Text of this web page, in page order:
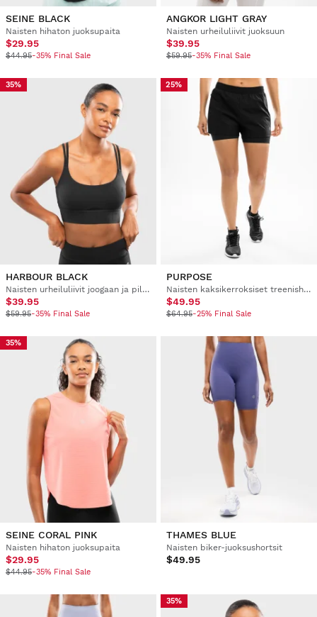
SEINE BLACK
Naisten hihaton juoksupaita
$29.95
$44.95-35% Final Sale
ANGKOR LIGHT GRAY
Naisten urheiluliivit juoksuun
$39.95
$59.95-35% Final Sale
35%
HARBOUR BLACK
Naisten urheiluliivit joogaan ja pilatekseen
$39.95
$59.95-35% Final Sale
25%
PURPOSE
Naisten kaksikerroksiset treenishortsit
$49.95
$64.95-25% Final Sale
35%
SEINE CORAL PINK
Naisten hihaton juoksupaita
$29.95
$44.95-35% Final Sale
THAMES BLUE
Naisten biker-juoksushortsit
$49.95
35%